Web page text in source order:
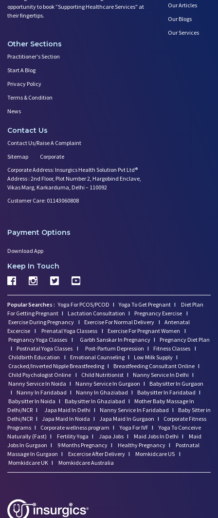
opportunity to book ”Supporting Healthcare Services" at
their fingertips.
Our Articles
Our Blogs
Our Services
Other Sections
Practitioner's Section
Start A Blog
Privacy Policy
Terms & Condition
News
Contact Us
Contact Us/Raise A Complaint
Sitemap
Corporate
Corporate Address: Insurgics Health Solution Pvt Ltd®
Address : 2nd Floor, Plot Number 2, Hargobind Enclave,
Vikas Marg, Karkarduma, Delhi – 110092
Customer Care: 01143060808
Payment Options
Download App
Keep In Touch
Popular Searches : Yoga For PCOS/PCOD I Yoga To Get Pregnant I
Diet Plan
For Getting Pregnant I Lactation Consultation I Pregnancy Exercise I
Exercise During Pregnancy I Exercise For Normal Delivery I Antenatal
Excercise I Prenatal Yoga Classess I Exercise For Pregnant Women
I
Pregnancy Yoga Classes I Garbh Sanskar In Pregnancy I
Pregnancy Diet Plan
I
Postnatal Yoga Classes I Post-Partum Depression I Fitness Classes I
Childbirth Education
I Emotional Counseling I Low Milk Supply I
Cracked/Inverted Nipple Breastfeeding I Breastfeeding Consultant Online I
Child Psychologist Online I Child Nutritionist I Nanny Service In Delhi I
Nanny Service In Noida I Nanny Service In Gurgaon I
Babysitter In Gurgaon
I
Nanny In Faridabad I Nanny In Ghaziabad I Babysitter In Faridabad I
Babysitter In Noida I Babysitter In Ghaziabad I
Mother Baby Massage In
Delhi/NCR I Japa Maid In Delhi I Nanny Service In Faridabad I
Baby Sitter in
Delhi/NCR I Japa Maid In Noida I Japa Maid In Gurgaon I
Corporate Fitness
Programs I Corporate wellness program I Yoga For IVF I
Yoga To Conceive
Naturally (Fast) I Fertility Yoga I Japa Jobs I Maid Jobs In Delhi I
Maid
Jobs In Gurgaon I 9 Months Pregnancy I Healthy Pregnancy I
Postnatal
Massage In Gurgaon I Excercise After Delivery I Momkidcare US I
Momkidcare UK I Momkidcare Australia